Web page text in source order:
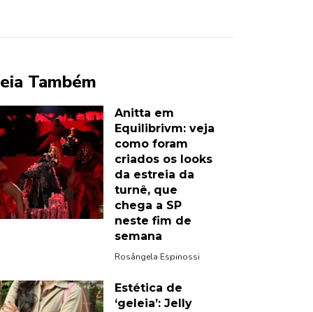
Também
Anitta em
Equilibrivm: veja
como foram
criados os looks
da estreia da
turnê, que
chega a SP
neste fim de
semana
Rosângela Espinossi
Estética de
‘geleia’: Jelly